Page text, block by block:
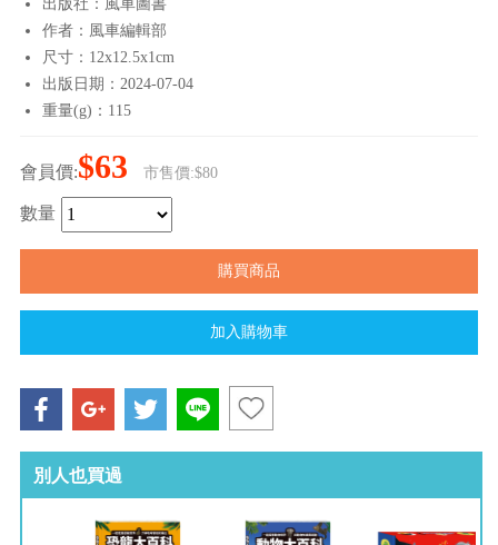
出版社：風車圖書
作者：風車編輯部
尺寸：12x12.5x1cm
出版日期：2024-07-04
重量(g)：115
會員價:$63 市售價:$80
數量
別人也買過